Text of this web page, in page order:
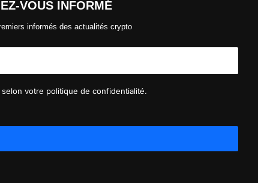
VOUS INFORMÉ
informés des actualités crypto
votre politique de confidentialité.